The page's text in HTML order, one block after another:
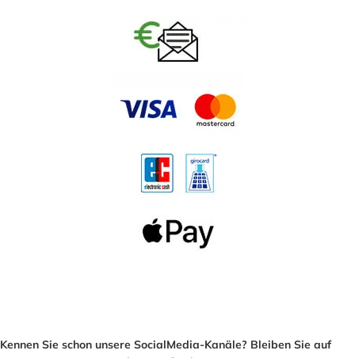
Kennen Sie schon unsere SocialMedia-Kanäle? Bleiben Sie auf